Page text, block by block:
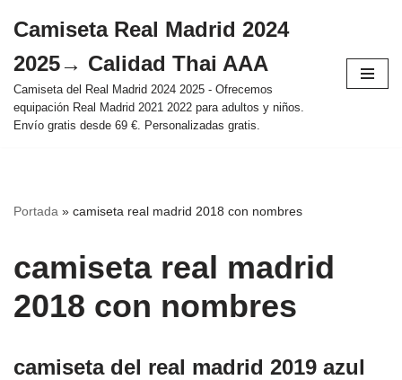
al
contenido
Camiseta Real Madrid 2024
2025→ Calidad Thai AAA
Camiseta del Real Madrid 2024 2025 - Ofrecemos
equipación Real Madrid 2021 2022 para adultos y niños.
Envío gratis desde 69 €. Personalizadas gratis.
Portada » camiseta real madrid 2018 con nombres
camiseta real madrid
2018 con nombres
camiseta del real madrid 2019 azul